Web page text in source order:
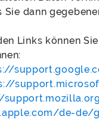
Sie dann
Links können
de-de/